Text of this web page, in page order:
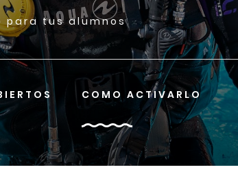
para tus alumnos
COMO ACTIVARLO